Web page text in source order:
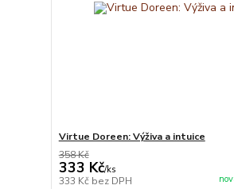
Virtue Doreen: Výživa a intuice
358 Kč
333 Kč/ks
333 Kč bez DPH